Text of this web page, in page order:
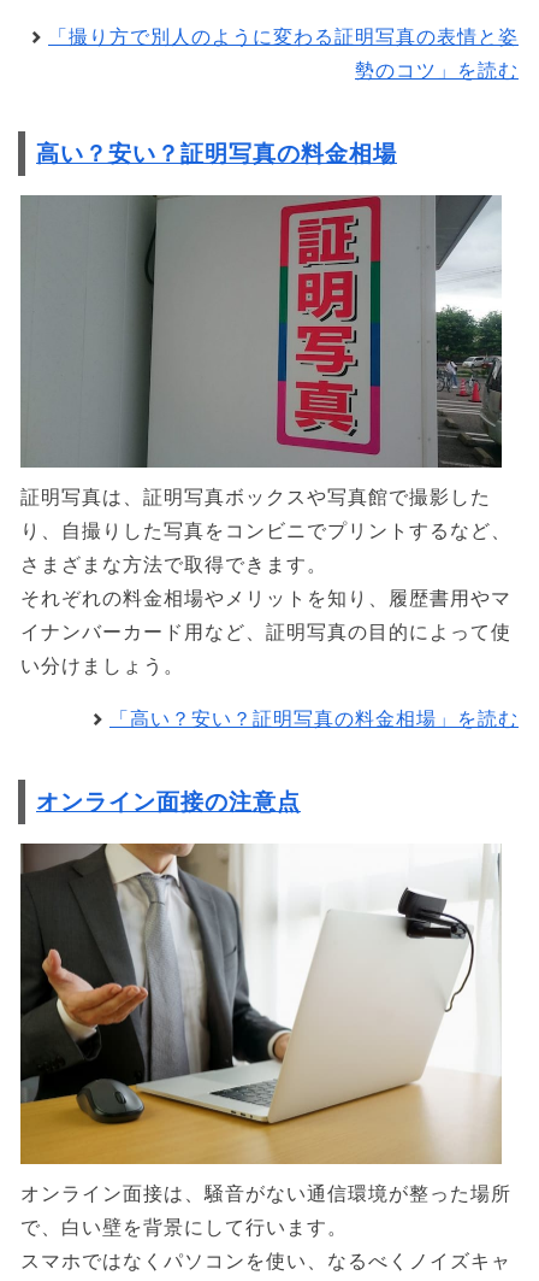
「撮り方で別人のように変わる証明写真の表情と姿
勢のコツ」を読む
高い？安い？証明写真の料金相場
証明写真は、証明写真ボックスや写真館で撮影した
り、自撮りした写真をコンビニでプリントするなど、
さまざまな方法で取得できます。
それぞれの料金相場やメリットを知り、履歴書用やマ
イナンバーカード用など、証明写真の目的によって使
い分けましょう。
「高い？安い？証明写真の料金相場」を読む
オンライン面接の注意点
オンライン面接は、騒音がない通信環境が整った場所
で、白い壁を背景にして行います。
スマホではなくパソコンを使い、なるべくノイズキャ